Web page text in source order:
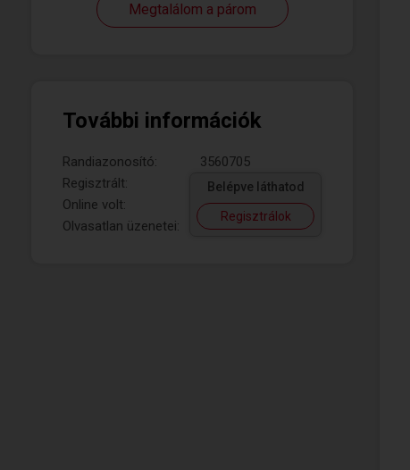
Megtalálom a párom
További információk
Randiazonosító:
3560705
Regisztrált:
Online volt:
Olvasatlan üzenetei:
Belépve láthatod
Regisztrálok